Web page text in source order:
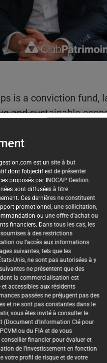
is a conviction fund,
and sustainable
Energy transition: Groupe Beneteau is committed alongside Vendée Energie and ALLEZ Cie
est un site à but
dont l’objectif est de présenter
proposés par INOCAP Gestion.
sont diffusées à titre
Ces dernières ne constituent
promotionnel, une sollicitation,
ou une offre d'achat ou
financiers. Dans tous les cas, les
à des restrictions
ou l’accès aux informations
suivantes, tels que les
Unis, ne sont pas autorisées à y
ne présentent que des
dont la commercialisation est
accessibles aux résidents
passées ne préjugent pas des
et ne sont pas constantes dans le
vous êtes invité à consulter le
(Document d'Information Clé pour
ou du FIA et de vous
financier pour évaluer et
de l’investissement en fonction
votre profil de risque et de votre